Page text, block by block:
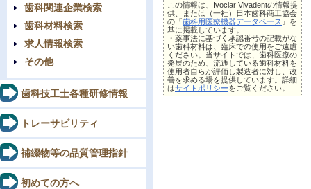
この情報は、Ivoclar Vivadentの情報提
供、または（一社）日本歯科商工協会
の『歯科用医療機器データベース 』を
基に掲載しています。
・薬事法に基づく承認番号の記載がな
い歯科材料は、臨床での使用をご遠慮
ください。当サイトでは、歯科医療の
発展のため、流通している歯科材料を
使用者自らが評価し製造者に対し、改
善を求める場を提供しています。詳細
はサイトポリシーをご覧ください。
歯科関連企業検索
歯科材料検索
求人情報検索
その他
歯科技工士各種研修情報
トレーサビリティ
補綴物等の品質管理指針
初めての方へ